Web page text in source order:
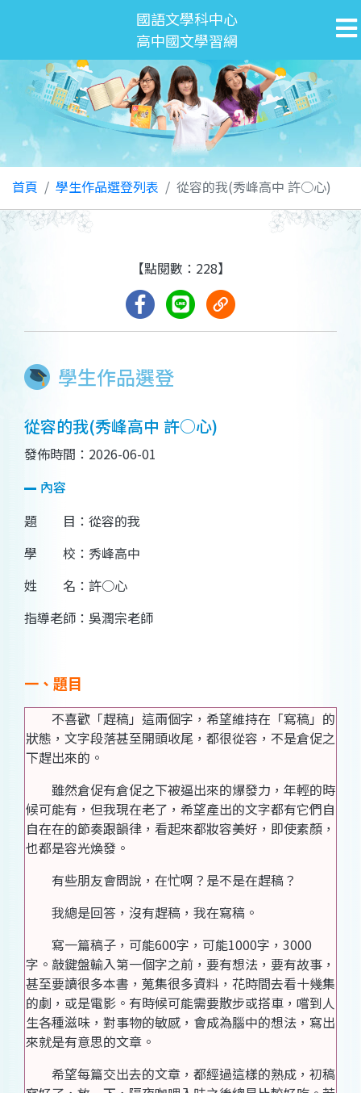
國語文學科中心
高中國文學習網
首頁 學生作品選登列表 從容的我(秀峰高中 許○心)
學生作品選登
【點閱數：228】
從容的我(秀峰高中 許○心)
發佈時間：2026-06-01
內容
題 目：從容的我
學 校：秀峰高中
姓 名：許○心
指導老師：吳潤宗老師
一、題目
不喜歡「趕稿」這兩個字，希望維持在「寫稿」的
狀態，文字段落甚至開頭收尾，都很從容，不是倉促之
下趕出來的。
雖然倉促有倉促之下被逼出來的爆發力，年輕的時
候可能有，但我現在老了，希望產出的文字都有它們自
自在在的節奏跟韻律，看起來都妝容美好，即使素顏，
也都是容光煥發。
有些朋友會問說，在忙啊？是不是在趕稿？
我總是回答，沒有趕稿，我在寫稿。
寫一篇稿子，可能600字，可能1000字，3000
字。敲鍵盤輸入第一個字之前，要有想法，要有故事，
甚至要讀很多本書，蒐集很多資料，花時間去看十幾集
的劇，或是電影。有時候可能需要散步或搭車，嚐到人
生各種滋味，對事物的敏感，會成為腦中的想法，寫出
來就是有意思的文章。
希望每篇交出去的文章，都經過這樣的熟成，初稿